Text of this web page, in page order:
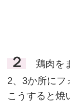
２
鶏肉を
2、3か所にフ
こうすると焼